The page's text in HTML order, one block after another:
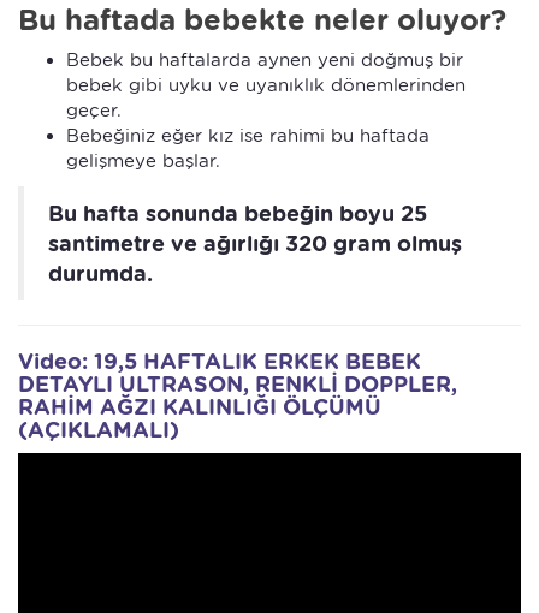
Bu haftada bebekte neler oluyor?
Bebek bu haftalarda aynen yeni doğmuş bir
bebek gibi uyku ve uyanıklık dönemlerinden
geçer.
Bebeğiniz eğer kız ise rahimi bu haftada
gelişmeye başlar.
Bu hafta sonunda bebeğin boyu 25
santimetre ve ağırlığı 320 gram olmuş
durumda.
Video: 19,5 HAFTALIK ERKEK BEBEK
DETAYLI ULTRASON, RENKLİ DOPPLER,
RAHİM AĞZI KALINLIĞI ÖLÇÜMÜ
(AÇIKLAMALI)